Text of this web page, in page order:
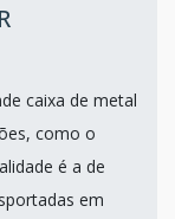
caixa de metal
como o
é a de
em